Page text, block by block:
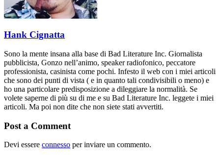
Hank Cignatta
Sono la mente insana alla base di Bad Literature Inc. Giornalista
pubblicista, Gonzo nell’animo, speaker radiofonico, peccatore
professionista, casinista come pochi. Infesto il web con i miei articoli
che sono dei punti di vista ( e in quanto tali condivisibili o meno) e
ho una particolare predisposizione a dileggiare la normalità. Se
volete saperne di più su di me e su Bad Literature Inc. leggete i miei
articoli. Ma poi non dite che non siete stati avvertiti.
Post a Comment
Devi essere connesso per inviare un commento.